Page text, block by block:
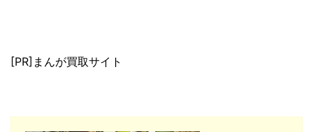
[PR]まんが買取サイト